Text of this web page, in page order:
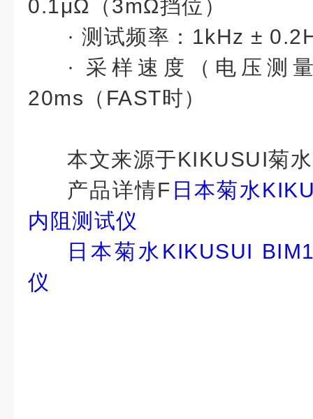
0.1μΩ（3mΩ挡位）
· 测试频率：1kHz ±
· 采样速度（电压测
20ms（FAST时）
本文来源于KIKUSUI菊水
产品详情F 日本菊水
内阻测试仪
日本菊水KIKUSUI
仪